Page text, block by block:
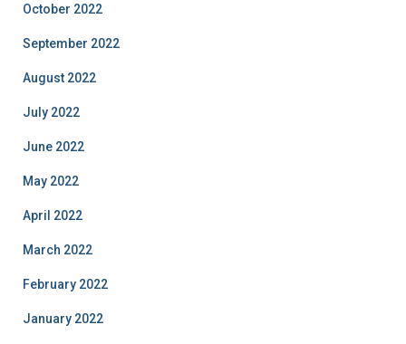
October 2022
September 2022
August 2022
July 2022
June 2022
May 2022
April 2022
March 2022
February 2022
January 2022